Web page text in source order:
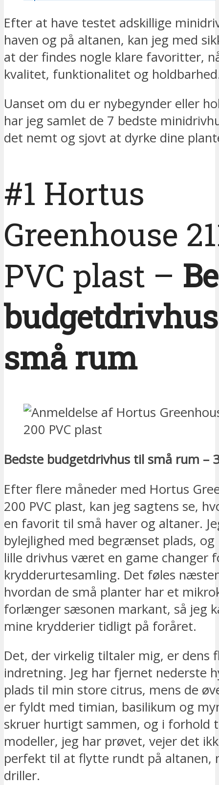
Efter at have testet adskillige
haven og på altanen, kan jeg med
at der findes nogle klare favoritter,
kvalitet, funktionalitet og
Uanset om du er nybegynder eller
har jeg samlet de 7 bedste
det nemt og sjovt at dyrke dine
#1 Hortus
Greenhouse
PVC plast –
små rum
Bedste budgetdrivhus til små rum –
Efter flere måneder med Hortus
200 PVC plast, kan jeg sagtens se,
en favorit til små haver og altaner.
bylejlighed med begrænset plads,
lille drivhus været en game changer
krydderurtesamling. Det føles
hvordan de små planter har et
forlænger sæsonen markant, så jeg
mine krydderier tidligt på foråret.
Det, der virkelig tiltaler mig, er dens
indretning. Jeg har fjernet nederste
plads til min store citrus, mens de
er fyldt med timian, basilikum og
skruer hurtigt sammen, og i forhold
modeller, jeg har prøvet, vejer det
perfekt til at flytte rundt på altanen,
driller.